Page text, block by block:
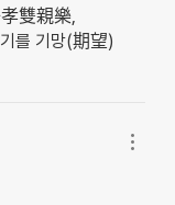
孝雙親樂,
를 기망(期望)